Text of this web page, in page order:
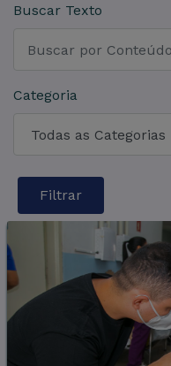
Buscar Texto
Categoria
Filtrar